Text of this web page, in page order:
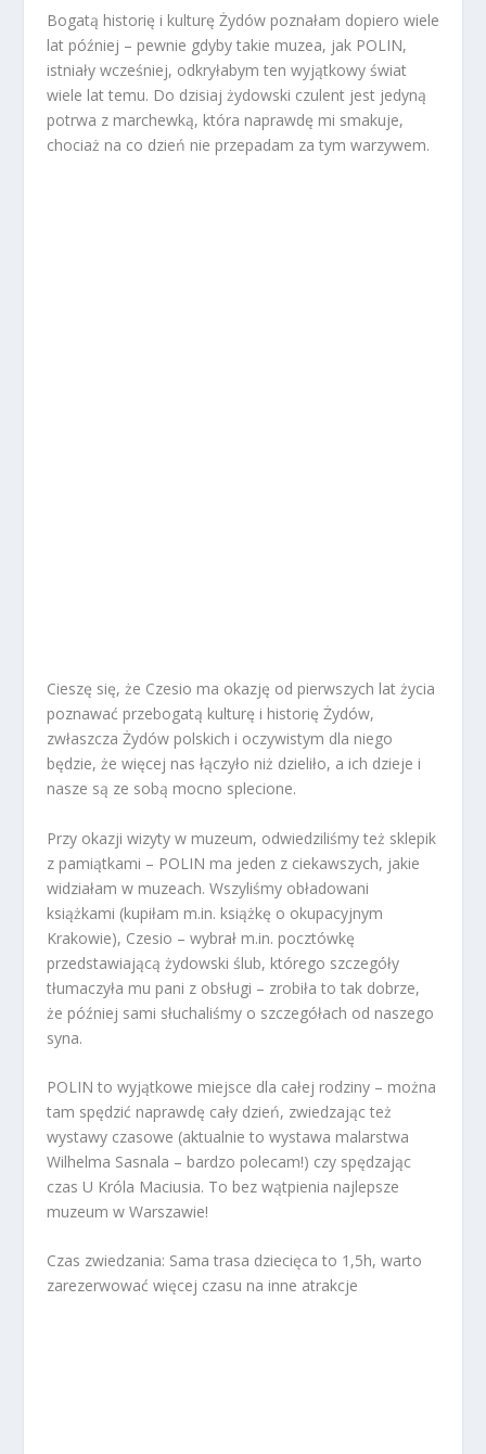
Bogatą historię i kulturę Żydów poznałam dopiero wiele
lat później – pewnie gdyby takie muzea, jak POLIN,
istniały wcześniej, odkryłabym ten wyjątkowy świat
wiele lat temu. Do dzisiaj żydowski czulent jest jedyną
potrwa z marchewką, która naprawdę mi smakuje,
chociaż na co dzień nie przepadam za tym warzywem.
Cieszę się, że Czesio ma okazję od pierwszych lat życia
poznawać przebogatą kulturę i historię Żydów,
zwłaszcza Żydów polskich i oczywistym dla niego
będzie, że więcej nas łączyło niż dzieliło, a ich dzieje i
nasze są ze sobą mocno splecione.
Przy okazji wizyty w muzeum, odwiedziliśmy też sklepik
z pamiątkami – POLIN ma jeden z ciekawszych, jakie
widziałam w muzeach. Wszyliśmy obładowani
książkami (kupiłam m.in. książkę o okupacyjnym
Krakowie), Czesio – wybrał m.in. pocztówkę
przedstawiającą żydowski ślub, którego szczegóły
tłumaczyła mu pani z obsługi – zrobiła to tak dobrze,
że później sami słuchaliśmy o szczegółach od naszego
syna.
POLIN to wyjątkowe miejsce dla całej rodziny – można
tam spędzić naprawdę cały dzień, zwiedzając też
wystawy czasowe (aktualnie to wystawa malarstwa
Wilhelma Sasnala – bardzo polecam!) czy spędzając
czas U Króla Maciusia. To bez wątpienia najlepsze
muzeum w Warszawie!
Czas zwiedzania: Sama trasa dziecięca to 1,5h, warto
zarezerwować więcej czasu na inne atrakcje